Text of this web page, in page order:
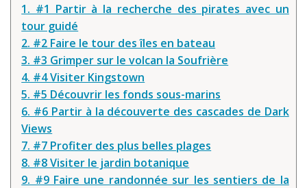
Assurance voyage !
LA carte bancaire
voyage !
Louer une voiture !
Mes guides voyage
1. #1 Partir à la recherche des pirates avec un
tour guidé
2. #2 Faire le tour des îles en bateau
3. #3 Grimper sur le volcan la Soufrière
4. #4 Visiter Kingstown
5. #5 Découvrir les fonds sous-marins
6. #6 Partir à la découverte des cascades de Dark
Views
7. #7 Profiter des plus belles plages
8. #8 Visiter le jardin botanique
9. #9 Faire une randonnée sur les sentiers de la